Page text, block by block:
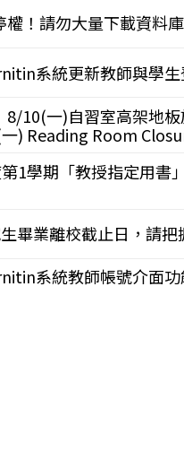
！請勿大量下載資料庫
系統更新教師與學
8/10(一)自習室高架地
) Reading Room
1學期「教授指定用書
畢業離校截止日，請
系統教師帳號介面